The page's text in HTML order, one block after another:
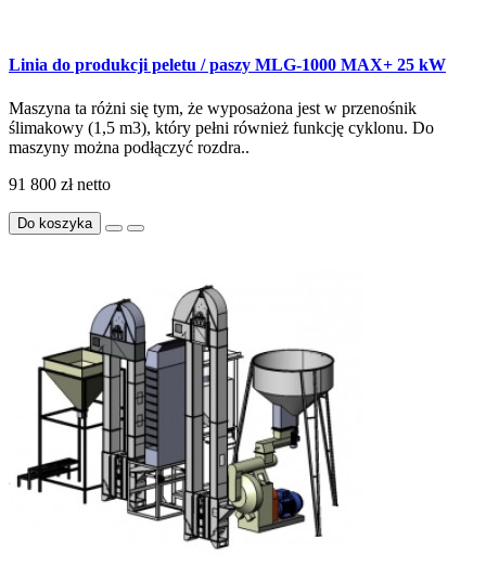
Linia do produkcji peletu / paszy MLG-1000 MAX+ 25 kW
Maszyna ta różni się tym, że wyposażona jest w przenośnik
ślimakowy (1,5 m3), który pełni również funkcję cyklonu. Do
maszyny można podłączyć rozdra..
91 800 złnetto
Do koszyka